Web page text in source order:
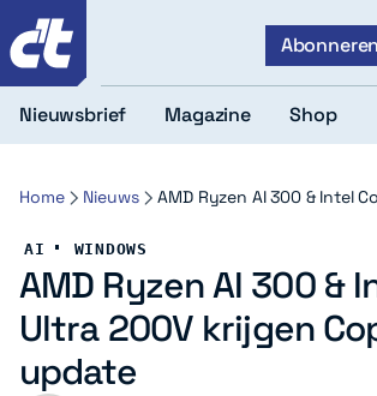
Abonneren
Nieuwsbrief Magazine Shop
Home Nieuws AMD Ryzen AI 300 & Intel
AI WINDOWS
AMD Ryzen AI 300 &
Ultra 200V krijgen
update